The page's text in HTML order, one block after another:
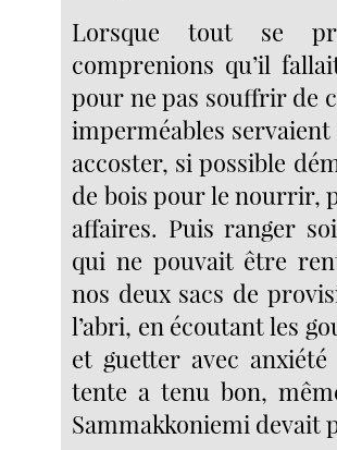
Lorsque tout se
comprenions qu’il
pour ne pas souffrir de
imperméables
accoster, si possible
de bois pour le nourrir,
affaires. Puis ranger
qui ne pouvait être
nos deux sacs de
l’abri, en écoutant les
et guetter avec anxiété
tente a tenu bon,
Sammakkoniemi devait